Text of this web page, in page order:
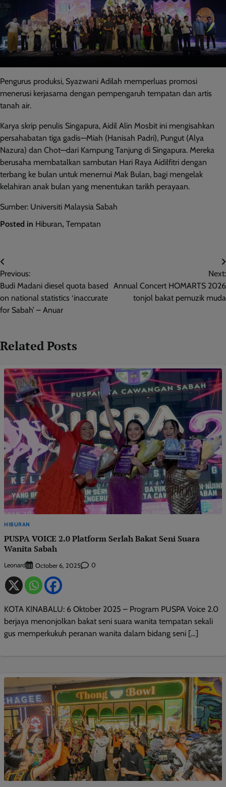
Pengurus produksi, Syazwani Adilah memperluas promosi
menerusi kerjasama dengan pempengaruh tempatan dan artis
tanah air.
Karya skrip penulis Singapura, Aidil Alin Mosbit ini mengisahkan
persahabatan tiga gadis—Miah (Hanisah Padri), Pungut (Alya
Nazura) dan Chot—dari Kampung Tanjung di Singapura. Mereka
berusaha membatalkan sambutan Hari Raya Aidilfitri dengan
terbang ke bulan untuk menemui Mak Bulan, bagi mengelak
kelahiran anak bulan yang menentukan tarikh perayaan.
Sumber: Universiti Malaysia Sabah
Posted in Hiburan, Tempatan
Post
navigation
Previous:
Budi Madani diesel quota based
on national statistics ‘inaccurate
for Sabah’ – Anuar
Next:
Annual Concert HOMARTS 2026
tonjol bakat pemuzik muda
Related Posts
HIBURAN
PUSPA VOICE 2.0 Platform Serlah Bakat Seni Suara
Wanita Sabah
Leonard October 6, 2025 0
KOTA KINABALU: 6 Oktober 2025 – Program PUSPA Voice 2.0
berjaya menonjolkan bakat seni suara wanita tempatan sekali
gus memperkukuh peranan wanita dalam bidang seni […]